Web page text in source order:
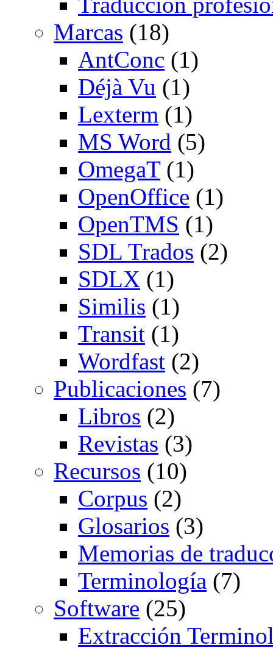
Marcas (18)
AntConc (1)
Déjà Vu (1)
Lexterm (1)
MS Word (5)
OmegaT(1)
OpenOffice (1)
OpenTMS (1)
SDL Trados (2)
SDLX (1)
Similis (1)
Transit (1)
Wordfast (2)
Publicaciones (7)
Libros (2)
Revistas (3)
Recursos (10)
Corpus (2)
Glosarios (3)
Memorias de
Terminología (7)
Software (25)
Extracción